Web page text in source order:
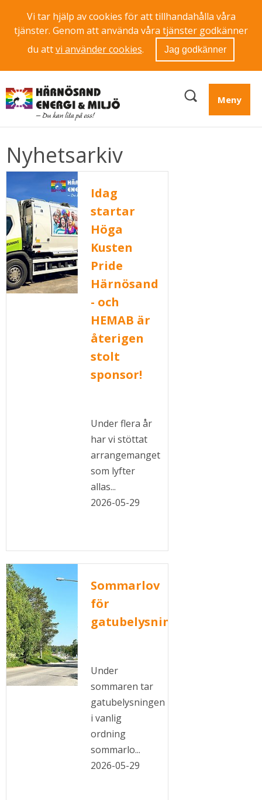
Vi tar hjälp av cookies för att tillhandahålla våra
tjänster. Genom att använda våra tjänster godkänner
du attvi använder cookies. Jag godkänner
Meny
Nyhetsarkiv
Idag
startar
Höga
Kusten
Pride
Härnösand
- och
HEMAB är
återigen
stolt
sponsor!
Under flera år
har vi stöttat
arrangemanget
som lyfter
allas...
2026-05-29
Sommarlov
för
gatubelysningen
Under
sommaren tar
gatubelysningen
i vanlig
ordning
sommarlo...
2026-05-29